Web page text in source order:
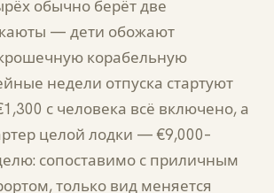
обычно берёт две
— дети обожают
корабельную
недели отпуска стартуют
с человека всё включено, а
целой лодки — €9,000–
сопоставимо с приличным
только вид меняется